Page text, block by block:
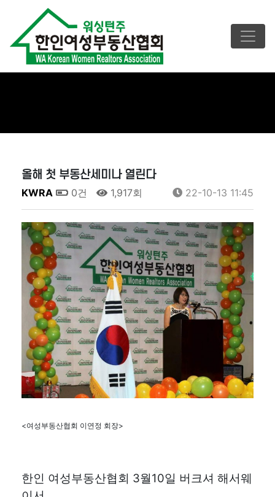
올해 첫 부동산세미나 열린다
KWRA 0건 1,917회 22-10-13 11:45
<여성부동산협회 이연정 회장>
한인 여성부동산협회 3월10일 버크셔 해서웨